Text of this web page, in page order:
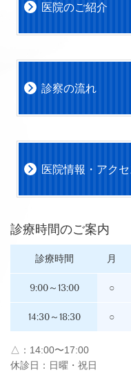
医院のご紹介
診察の流れ
医院情報・アクセ
診療時間のご案内
診療時間 月
9:00～13:00 ○
14:30～18:30 ○
△：14:00〜17:00
休診日：日曜・祝日